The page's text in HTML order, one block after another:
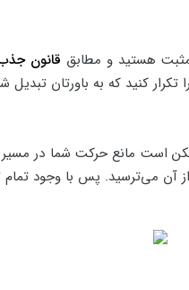
هستید و مطابق قانون
کنید که به باورتان تبدیل
مانع حرکت شما در مسیر پیش
آن می‌ترسید. پس با وجود تمام